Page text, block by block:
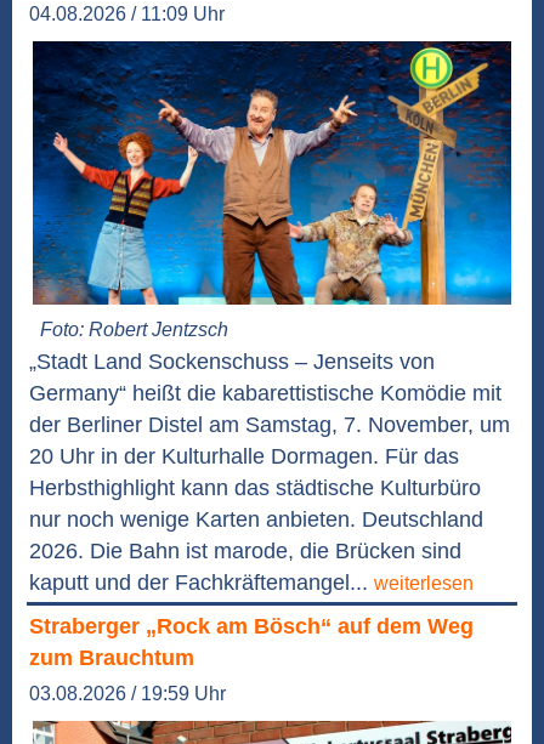
04.08.2026 / 11:09 Uhr
Foto: Robert Jentzsch
„Stadt Land Sockenschuss – Jenseits von
Germany“ heißt die kabarettistische Komödie mit
der Berliner Distel am Samstag, 7. November, um
20 Uhr in der Kulturhalle Dormagen. Für das
Herbsthighlight kann das städtische Kulturbüro
nur noch wenige Karten anbieten. Deutschland
2026. Die Bahn ist marode, die Brücken sind
kaputt und der Fachkräftemangel... weiterlesen
Straberger „Rock am Bösch“ auf dem Weg
zum Brauchtum
03.08.2026 / 19:59 Uhr